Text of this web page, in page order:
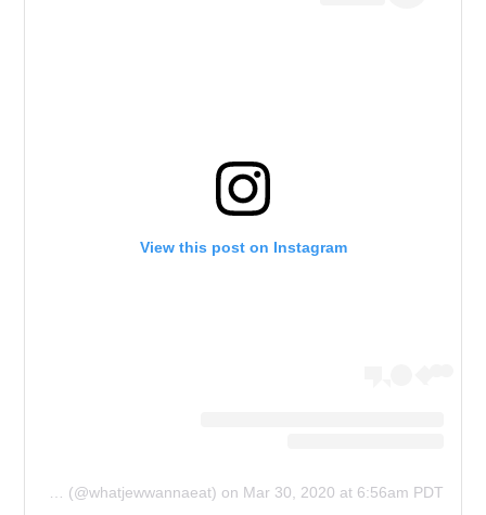
View this post on Instagram
A post shared by Amy Kritzer ? Jewish Food (@whatjewwannaeat) on Mar 30, 2020 at 6:56am PDT